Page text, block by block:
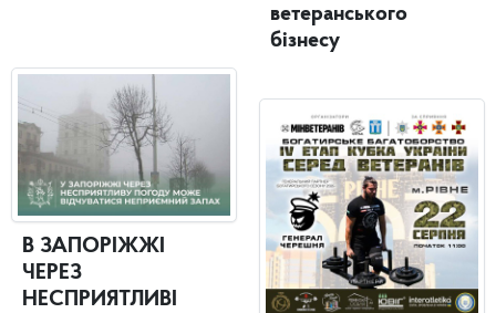
В ЗАПОРІЖЖІ
ЧЕРЕЗ
НЕСПРИЯТЛИВІ
ветеранського
бізнесу